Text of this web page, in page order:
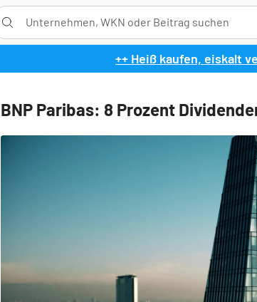
++ Heiß kaufen, eiskalt
BNP Paribas: 8 Prozent